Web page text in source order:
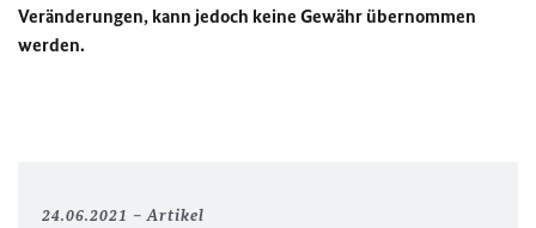
Veränderungen, kann jedoch keine Gewähr übernommen
werden.
24.06.2021 Artikel